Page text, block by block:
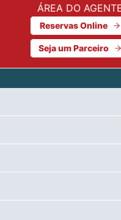
ÁREA DO
Reservas Online
Seja um Parceiro